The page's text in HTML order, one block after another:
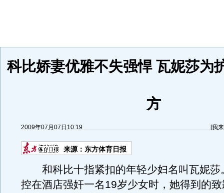
科比娇妻优雅不失强悍 瓦妮莎为
方
2009年07月07日10:19 [我
来源： 东方体育日报
和科比十指紧扣的年轻少妇名叫瓦妮莎
控在酒店强奸一名19岁少女时，她得到的